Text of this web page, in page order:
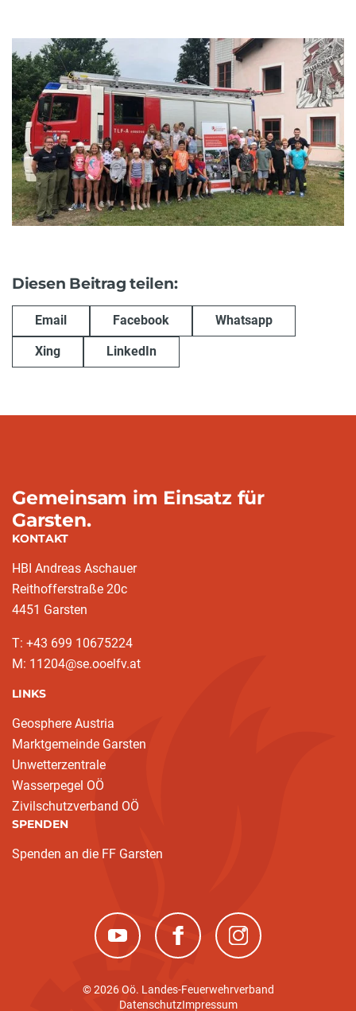
Diesen Beitrag teilen:
Email Facebook Whatsapp
Xing LinkedIn
Gemeinsam im Einsatz für
Garsten.
KONTAKT
HBI Andreas Aschauer
Reithofferstraße 20c
4451 Garsten
T: ‭+43 699 10675224‬
M: 11204@se.ooelfv.at
LINKS
Geosphere Austria
Marktgemeinde Garsten
Unwetterzentrale
Wasserpegel OÖ
Zivilschutzverband OÖ
SPENDEN
Spenden an die FF Garsten
(neues Fenster)(neues Fenster)(neues Fenster)
© 2026 Oö. Landes-Feuerwehrverband
DatenschutzImpressum